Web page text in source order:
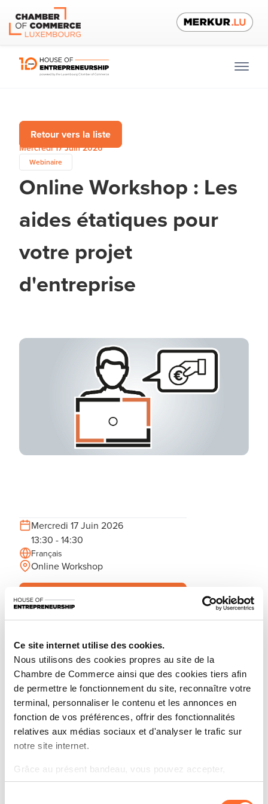
Ce site internet utilise des cookies.
Nous utilisons des cookies propres au site de la
Chambre de Commerce ainsi que des cookies tiers afin
de permettre le fonctionnement du site, reconnaître votre
terminal, personnaliser le contenu et les annonces en
fonction de vos préférences, offrir des fonctionnalités
relatives aux médias sociaux et d'analyser le trafic sur
notre site internet.
Grâce au présent bandeau, vous pouvez accepter,
refuser ou configurer les cookies selon vos préférences,
à l’exception des cookies strictement nécessaires au
Retour vers la liste
Mercredi 17 Juin 2026
Webinaire
Online Workshop : Les
aides étatiques pour
votre projet
d'entreprise
Mercredi 17 Juin 2026
13:30 - 14:30
Français
Online Workshop
Partagez cet article
d’actualités préférés.
S'inscrire à la newsletter
Découvrez les aides étatiques pour vos projets
d’entreprise !
Que vous soyez un porteur de projet ou un
entrepreneur établi, savez-vous qu’il existe une